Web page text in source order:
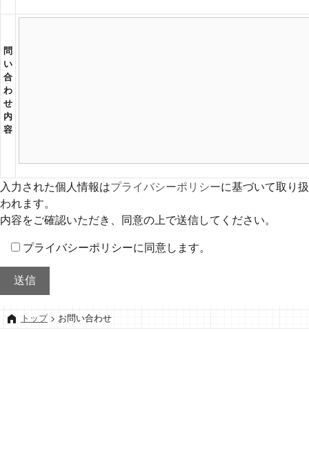
トップ> お問い合わせ
問
い
合
わ
せ
内
容
入力された個人情報はプライバシーポリシーに基づいて取り扱
われます。
内容をご確認いただき、同意の上で送信してください。
プライバシーポリシーに同意します。